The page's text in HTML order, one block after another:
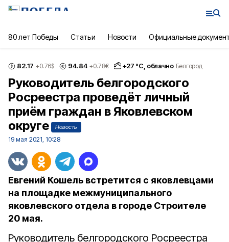
80 лет Победы Статьи Новости Официальные
82.17 +0.76$ 94.84 +0.78€ +27 °С, облачно Белгород
Руководитель белгородского
Росреестра проведёт личный
приём граждан в Яковлевском
округе
Новость
19 мая 2021, 10:28
Евгений Кошель встретится с яковлевцами
на площадке межмуниципального
яковлевского отдела в городе Строителе
20 мая.
Руководитель белгородского Росреестра